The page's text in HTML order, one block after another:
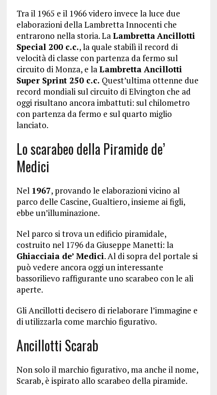
Tra il 1965 e il 1966 videro invece la luce due
elaborazioni della Lambretta Innocenti che
entrarono nella storia. LaLambrettaAncillotti
Special 200 c.c., la quale stabilì il record di
velocità di classe con partenza da fermo sul
circuito di Monza, e laLambretta Ancillotti
Super Sprint 250 c.c. Quest’ultima ottenne due
record mondiali sul circuito di Elvington che ad
oggi risultano ancora imbattuti: sul chilometro
con partenza da fermo e sul quarto miglio
lanciato.
Lo scarabeo della Piramide de’
Medici
Nel 1967, provando le elaborazioni vicino al
parco delle Cascine, Gualtiero, insieme ai figli,
ebbe un’illuminazione.
Nel parco si trova un edificio piramidale,
costruito nel 1796 da Giuseppe Manetti: la
Ghiacciaia de’ Medici. Al di sopra del portale si
può vedere ancora oggi un interessante
bassorilievo raffigurante uno scarabeo con le ali
aperte.
Gli Ancillotti decisero di rielaborare l’immagine e
di utilizzarla come marchio figurativo.
Ancillotti Scarab
Non solo il marchio figurativo, ma anche il nome,
Scarab, è ispirato allo scarabeo della piramide.